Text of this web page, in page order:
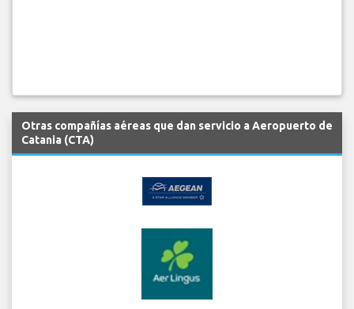
Otras compañías aéreas que dan servicio a Aeropuerto de
Catania (CTA)